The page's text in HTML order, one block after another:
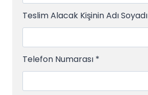
Teslim Alacak Kişinin Adı Soyadı
Telefon Numarası *